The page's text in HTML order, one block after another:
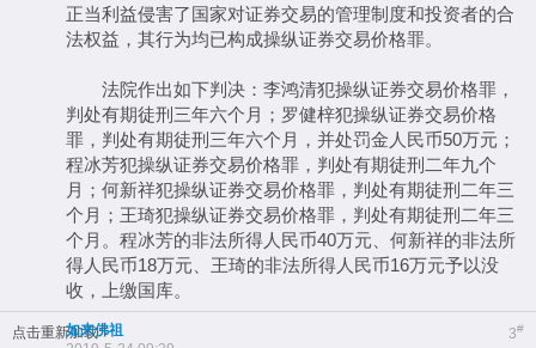
正当利益侵害了国家对证券交易的管理制度和投资者的合
法权益，其行为均已构成操纵证券交易价格罪。
法院作出如下判决：李鸿清犯操纵证券交易价格罪，
判处有期徒刑三年六个月；罗健梓犯操纵证券交易价格
罪，判处有期徒刑三年六个月，并处罚金人民币50万元；
程冰芳犯操纵证券交易价格罪，判处有期徒刑二年九个
月；何新祥犯操纵证券交易价格罪，判处有期徒刑二年三
个月；王琦犯操纵证券交易价格罪，判处有期徒刑二年三
个月。程冰芳的非法所得人民币40万元、何新祥的非法所
得人民币18万元、王琦的非法所得人民币16万元予以没
收，上缴国库。
点击重新加载 3#
如来佛祖